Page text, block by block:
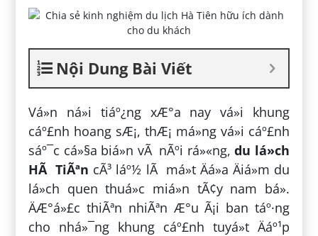
Nội Dung Bài Viết
Vá»n ná»i tiáº¿ng xÆ°a nay vá»i khung
cáº£nh hoang sÆ¡, thÆ¡ má»ng vá»i cáº£nh
sáº¯c cá»§a biá»n vÃ nÃºi rá»«ng,du lá»ch
HÃ TiÃªn cÃ³ láº½ lÃ má»t Äá»a Äiá»m du
lá»ch quen thuá»c miá»n tÃ¢y nam bá».
ÄÆ°á»£c thiÃªn nhiÃªn Æ°u Ã¡i ban táº·ng
cho nhá»¯ng khung cáº£nh tuyá»t Äáº¹p